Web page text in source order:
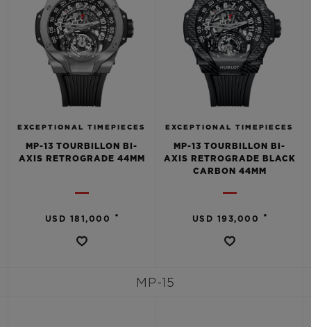
EXCEPTIONAL TIMEPIECES
MP-13 TOURBILLON BI-
AXIS RETROGRADE 44MM
USD 181,000 •
EXCEPTIONAL TIMEPIECES
MP-13 TOURBILLON BI-
AXIS RETROGRADE BLACK
CARBON 44MM
USD 193,000 •
MP-15